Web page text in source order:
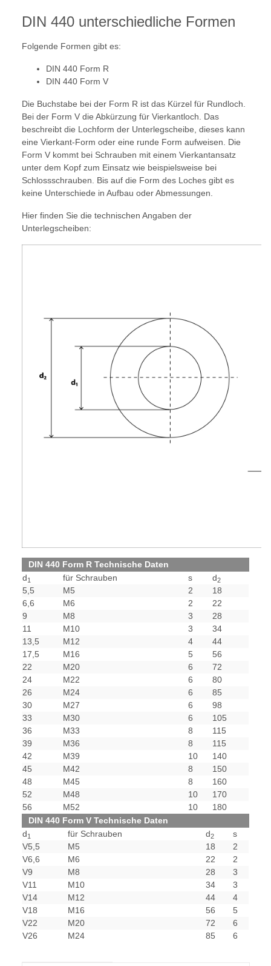
DIN 440 unterschiedliche Formen
Folgende Formen gibt es:
DIN 440 Form R
DIN 440 Form V
Die Buchstabe bei der Form R ist das Kürzel für Rundloch.
Bei der Form V die Abkürzung für Vierkantloch. Das
beschreibt die Lochform der Unterlegscheibe, dieses kann
eine Vierkant-Form oder eine runde Form aufweisen. Die
Form V kommt bei Schrauben mit einem Vierkantansatz
unter dem Kopf zum Einsatz wie beispielsweise bei
Schlossschrauben. Bis auf die Form des Loches gibt es
keine Unterschiede in Aufbau oder Abmessungen.
Hier finden Sie die technischen Angaben der
Unterlegscheiben:
DIN 440 Form R Technische Daten
d1 für Schrauben s d2
5,5 M5 2
18
6,6
M6 2
22
9
M8 3
28
11
M10 3
34
13,5
M12 4
44
17,5
M16 5
56
22
M20 6
72
24
M22 6
80
26
M24 6
85
30
M27 6
98
33
M30 6
105
36
M33 8
115
39
M36 8
115
42
M39 10
140
45
M42 8
150
48
M45 8
160
52
M48 10
170
56
M52 10
180
DIN 440 Form V Technische Daten
d1 für Schrauben d2
s
V5,5
M5 18
2
V6,6
M6 22
2
V9
M8 28
3
V11
M10 34
3
V14
M12 44
4
V18
M16 56
5
V22
M20 72
6
V26
M24 85 6